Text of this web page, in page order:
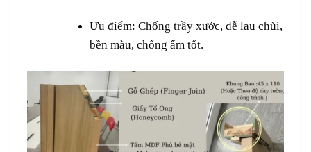
Ưu điểm: Chống trầy xước, dễ lau chùi,
bền màu, chống ẩm tốt.